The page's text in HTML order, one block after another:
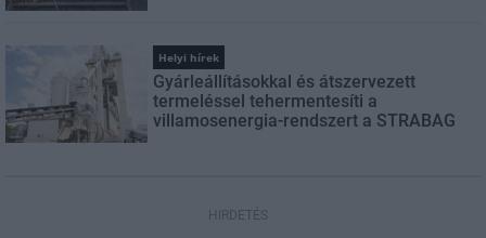
Helyi hírek
Gyárleállításokkal és átszervezett
termeléssel tehermentesíti a
villamosenergia-rendszert a STRABAG
HIRDETÉS